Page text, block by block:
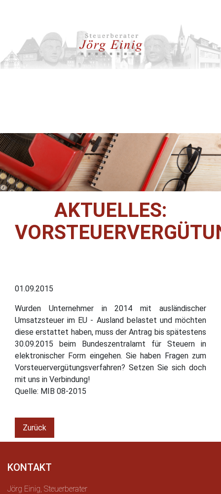
AKTUELLES:
01.09.2015
Wurden Unternehmer in 2014 mit ausländischer
Umsatzsteuer im EU - Ausland belastet und möchten
diese erstattet haben, muss der Antrag bis spätestens
30.09.2015 beim Bundeszentralamt für Steuern in
elektronischer Form eingehen. Sie haben Fragen zum
Vorsteuervergütungsverfahren? Setzen Sie sich doch
mit uns in Verbindung!
Quelle: MIB 08-2015
Zurück
KONTAKT
Jörg Einig, Steuerberater